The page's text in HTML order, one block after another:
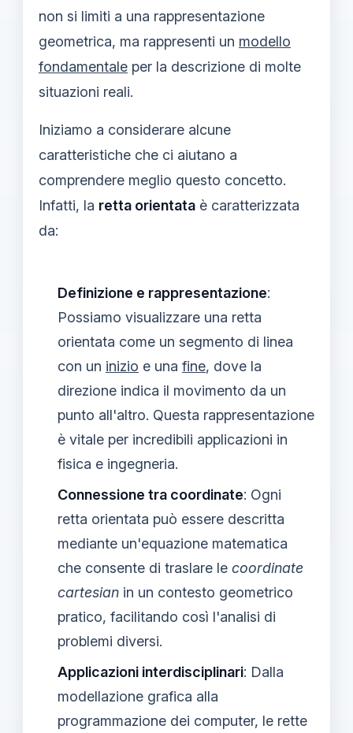
non si limiti a una rappresentazione
geometrica, ma rappresenti un modello
fondamentale per la descrizione di molte
situazioni reali.
Iniziamo a considerare alcune
caratteristiche che ci aiutano a
comprendere meglio questo concetto.
Infatti, la retta orientata è caratterizzata
da:
Definizione e rappresentazione:
Possiamo visualizzare una retta
orientata come un segmento di linea
con un inizio e una fine, dove la
direzione indica il movimento da un
punto all'altro. Questa rappresentazione
è vitale per incredibili applicazioni in
fisica e ingegneria.
Connessione tra coordinate: Ogni
retta orientata può essere descritta
mediante un'equazione matematica
che consente di traslare le coordinate
cartesian in un contesto geometrico
pratico, facilitando così l'analisi di
problemi diversi.
Applicazioni interdisciplinari: Dalla
modellazione grafica alla
programmazione dei computer, le rette